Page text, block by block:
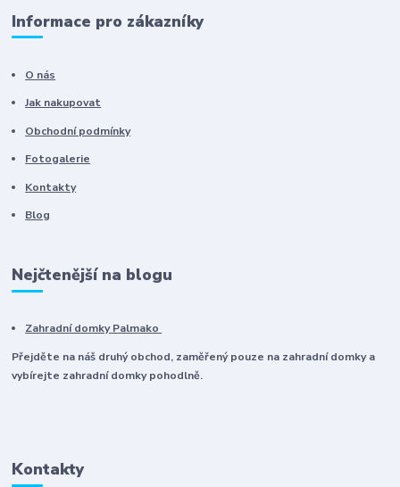
Informace pro zákazníky
O nás
Jak nakupovat
Obchodní podmínky
Fotogalerie
Kontakty
Blog
Nejčtenější na blogu
Zahradní domky Palmako
Přejděte na náš druhý obchod, zaměřený pouze na zahradní domky a
vybírejte zahradní domky pohodlně.
Kontakty